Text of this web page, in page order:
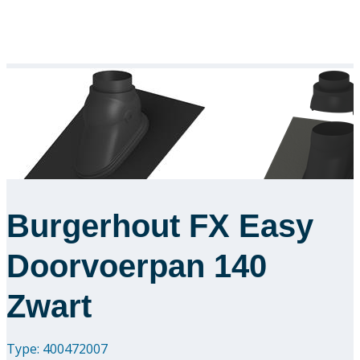
Burgerhout FX Easy
Doorvoerpan 140
Zwart
Type: 400472007